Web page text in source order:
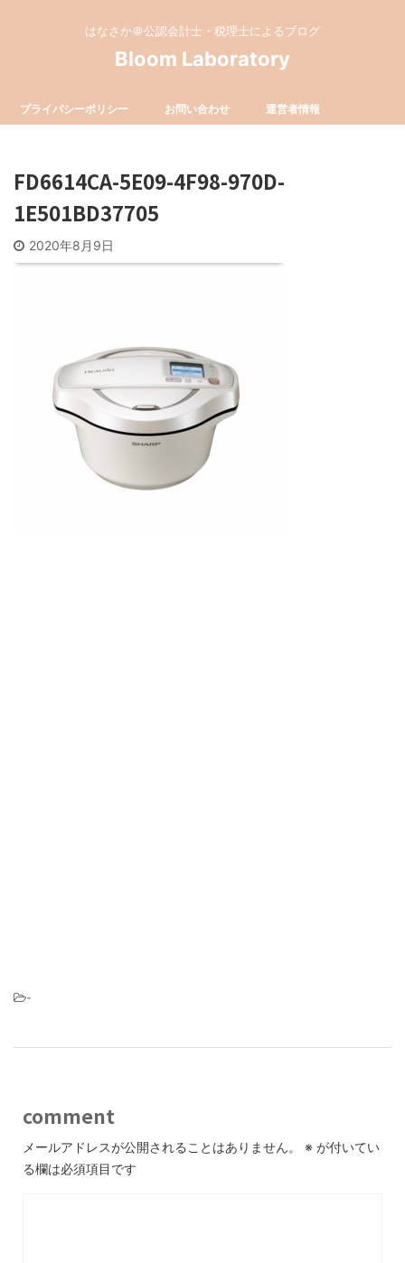
はなさか＠公認会計士・税理士によるブログ
Bloom Laboratory
プライバシーポリシー お問い合わせ 運営者情報
FD6614CA-5E09-4F98-970D-
1E501BD37705
2020年8月9日
-
comment
メールアドレスが公開されることはありません。 ※ が付いてい
る欄は必須項目です